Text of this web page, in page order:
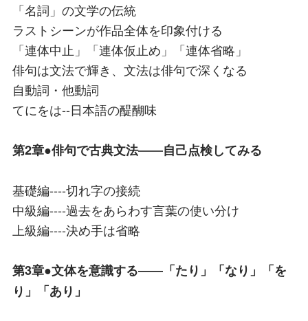
「名詞」の文学の伝統
ラストシーンが作品全体を印象付ける
「連体中止」「連体仮止め」「連体省略」
俳句は文法で輝き、文法は俳句で深くなる
自動詞・他動詞
てにをは--日本語の醍醐味
第2章●俳句で古典文法――自己点検してみる
基礎編----切れ字の接続
中級編----過去をあらわす言葉の使い分け
上級編----決め手は省略
第3章●文体を意識する――「たり」「なり」「を
り」「あり」